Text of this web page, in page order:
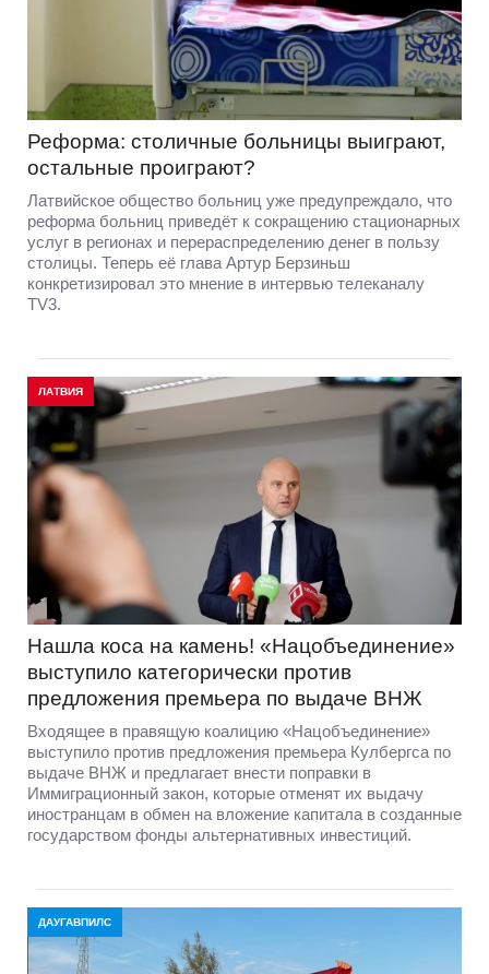
Реформа: столичные больницы выиграют,
остальные проиграют?
Латвийское общество больниц уже предупреждало, что
реформа больниц приведёт к сокращению стационарных
услуг в регионах и перераспределению денег в пользу
столицы. Теперь её глава Артур Берзиньш
конкретизировал это мнение в интервью телеканалу
TV3.
ЛАТВИЯ
Нашла коса на камень! «Нацобъединение»
выступило категорически против
предложения премьера по выдаче ВНЖ
Входящее в правящую коалицию «Нацобъединение»
выступило против предложения премьера Кулбергса по
выдаче ВНЖ и предлагает внести поправки в
Иммиграционный закон, которые отменят их выдачу
иностранцам в обмен на вложение капитала в созданные
государством фонды альтернативных инвестиций.
ДАУГАВПИЛС